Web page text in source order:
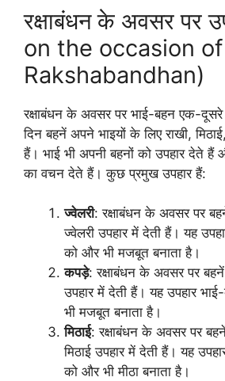
रक्षाबंधन के अवसर पर
on the occasion of
Rakshabandhan)
रक्षाबंधन के अवसर पर भाई-बहन एक-
दिन बहनें अपने भाइयों के लिए राखी,
हैं। भाई भी अपनी बहनों को उपहार देते हैं
का वचन देते हैं। कुछ प्रमुख उपहार हैं:
ज्वेलरी: रक्षाबंधन के अवसर पर
ज्वेलरी उपहार में देती हैं। यह
को और भी मजबूत बनाता है।
कपड़े: रक्षाबंधन के अवसर पर
उपहार में देती हैं। यह उपहार
भी मजबूत बनाता है।
मिठाई: रक्षाबंधन के अवसर पर
मिठाई उपहार में देती हैं। यह
को और भी मीठा बनाता है।